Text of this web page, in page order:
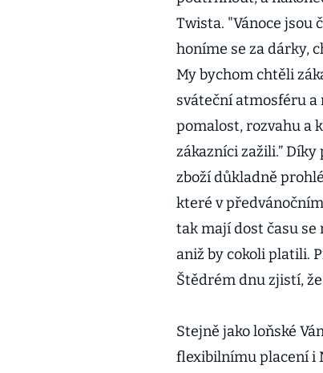
Twista. "Vánoce jsou
honíme se za dárky,
My bychom chtěli
sváteční atmosféru
pomalost, rozvahu a
zákazníci zažili.”
zboží důkladně
které v
tak mají dost času
aniž by cokoli platili.
Štědrém dnu zjistí,
Stejně jako loňské
flexibilnímu placení i